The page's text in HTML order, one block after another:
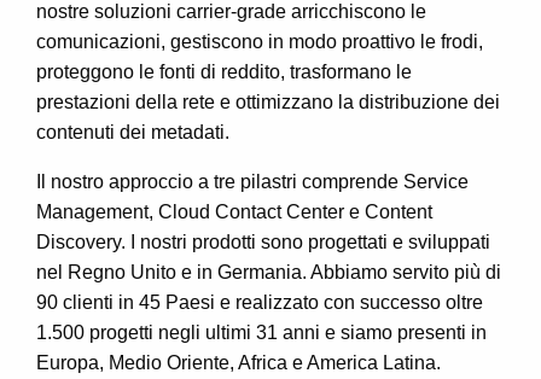
nostre soluzioni carrier-grade arricchiscono le
comunicazioni, gestiscono in modo proattivo le frodi,
proteggono le fonti di reddito, trasformano le
prestazioni della rete e ottimizzano la distribuzione dei
contenuti dei metadati.
Il nostro approccio a tre pilastri comprende Service
Management, Cloud Contact Center e Content
Discovery. I nostri prodotti sono progettati e sviluppati
nel Regno Unito e in Germania. Abbiamo servito più di
90 clienti in 45 Paesi e realizzato con successo oltre
1.500 progetti negli ultimi 31 anni e siamo presenti in
Europa, Medio Oriente, Africa e America Latina.